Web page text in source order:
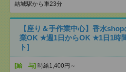
結城駅から車23分
【座り＆手作業中心】香水
業OK ★週1日からOK ★1日1時
ト]
[給 与] 時給1,400円～